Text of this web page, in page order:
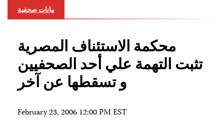
بيانات صحفية
محكمة الاستئناف المصرية
تثبت التهمة علي أحد الصحفيين
و تسقطها عن آخر
February 23, 2006 12:00 PM EST